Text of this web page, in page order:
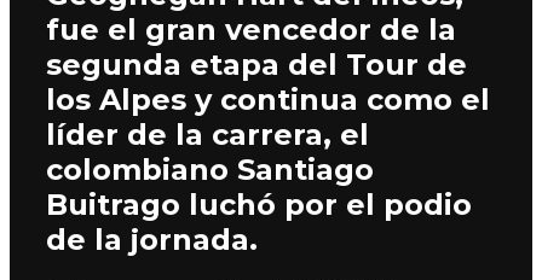
fue el gran vencedor de la
segunda etapa del Tour de
los Alpes y continua como el
líder de la carrera, el
colombiano Santiago
Buitrago luchó por el podio
de la jornada.